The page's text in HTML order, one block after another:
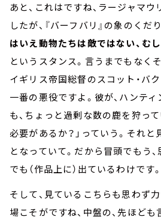
あと、これはですね、ラージャマ
したが、『バーフバリ』の象のくだ
はいえ動物たちは敵ではない、む
というスタンス。言うまでもなく
イギリス帝国総督のスコット・バ
一番の悪役ですよ。彼が、ハンテ
も、ちょっと過剰な数の鹿を狩って
必要があるか？」っていう。それ
となっていて。だから冒頭でもう
でも（作品上に）出ているわけです。
そして、見ているこちらも思わず
場こそがですね、中盤の、先ほども